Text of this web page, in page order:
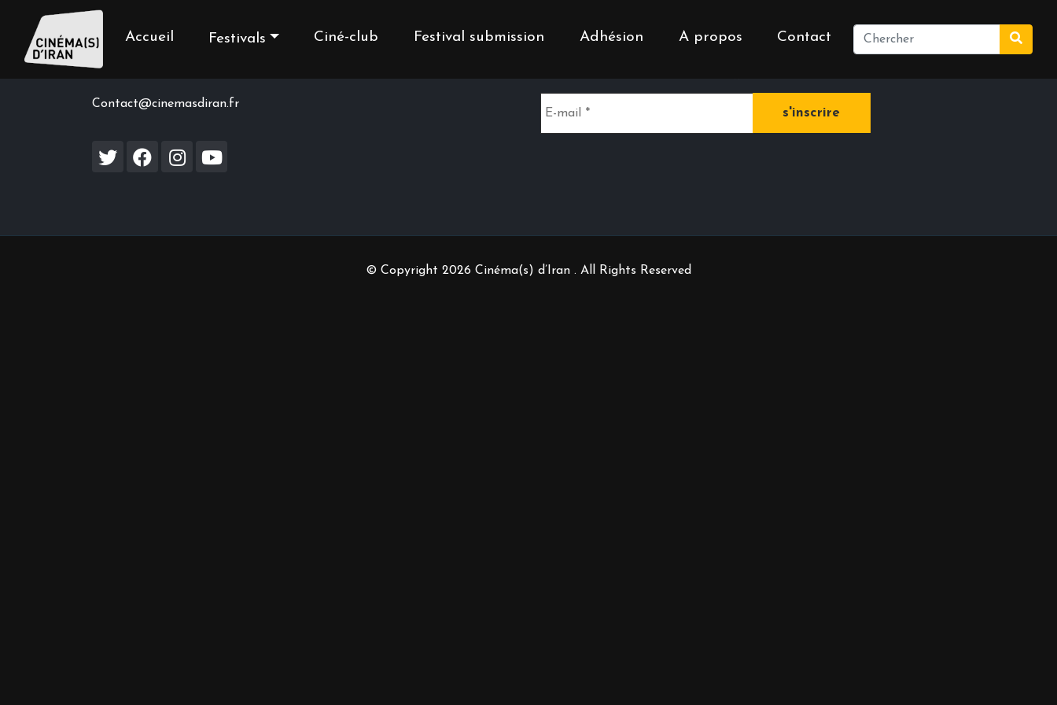
Accueil Festivals Ciné-club Festival submission Adhésion A propos Contact
Contact us
Contact@cinemasdiran.fr
Inscrivez-vous à notre newsletter
© Copyright 2026 Cinéma(s) d’Iran . All Rights Reserved